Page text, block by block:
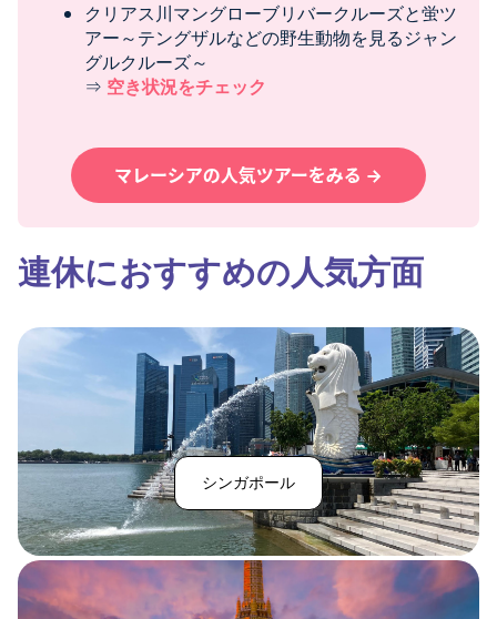
クリアス川マングローブリバークルーズと蛍ツ
アー～テングザルなどの野生動物を見るジャン
グルクルーズ～
⇒ 空き状況をチェック
連休におすすめの人気方面
シンガポール